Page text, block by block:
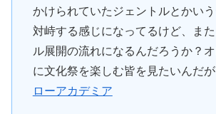
かけられていたジェントルとかい
対峙する感じになってるけど、ま
ル展開の流れになるんだろうか？
に文化祭を楽しむ皆を見たいんだ
ローアカデミア